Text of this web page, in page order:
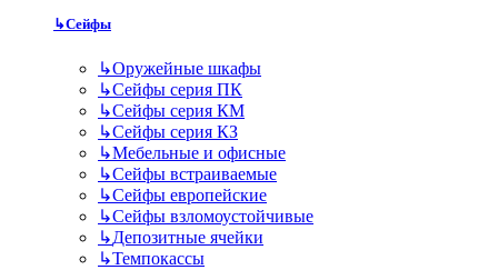
↳Сейфы
↳Оружейные шкафы
↳Сейфы серия ПК
↳Сейфы серия КМ
↳Сейфы серия КЗ
↳Мебельные и офисные
↳Сейфы встраиваемые
↳Сейфы европейские
↳Сейфы взломоустойчивые
↳Депозитные ячейки
↳Темпокассы